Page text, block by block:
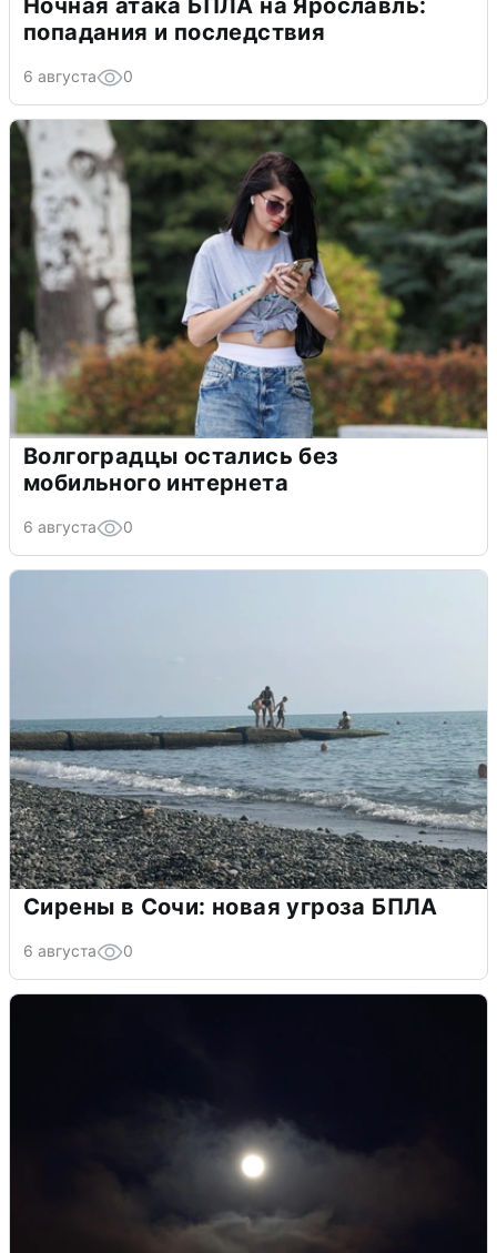
Ночная атака БПЛА на Ярославль:
попадания и последствия
6 августа 0
Волгоградцы остались без
мобильного интернета
6 августа 0
Сирены в Сочи: новая угроза БПЛА
6 августа 0